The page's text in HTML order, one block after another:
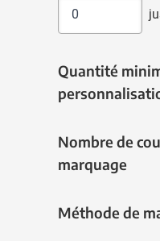
Quantité
Quantité
Nombre de
Nombre de
marquage
Méthode de
Méthode de